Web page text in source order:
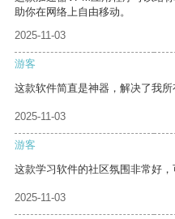
助你在网络上自由移动。
2025-11-03
游客
这款软件简直是神器，解决了我所
2025-11-03
游客
这款学习软件的社区氛围非常好
2025-11-03